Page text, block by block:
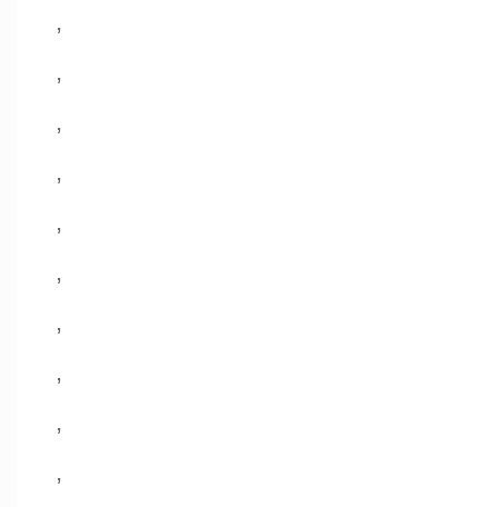
,
,
,
,
,
,
,
,
,
,